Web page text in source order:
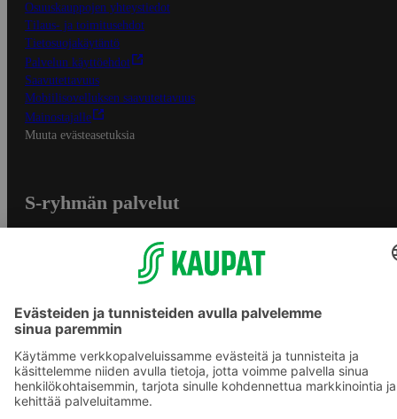
Osuuskauppojen yhteystiedot
Tilaus- ja toimitusehdot
Tietosuojakäytäntö
Palvelun käyttöehdot
Saavutettavuus
Mobiilisovelluksen saavutettavuus
Mainostajalle
Muuta evästeasetuksia
S-ryhmän palvelut
S-ostoslista -sovellus
Prisma.fi
Sokos.fi
S-Pankki
Yhteishyvä
Sokos Hotels